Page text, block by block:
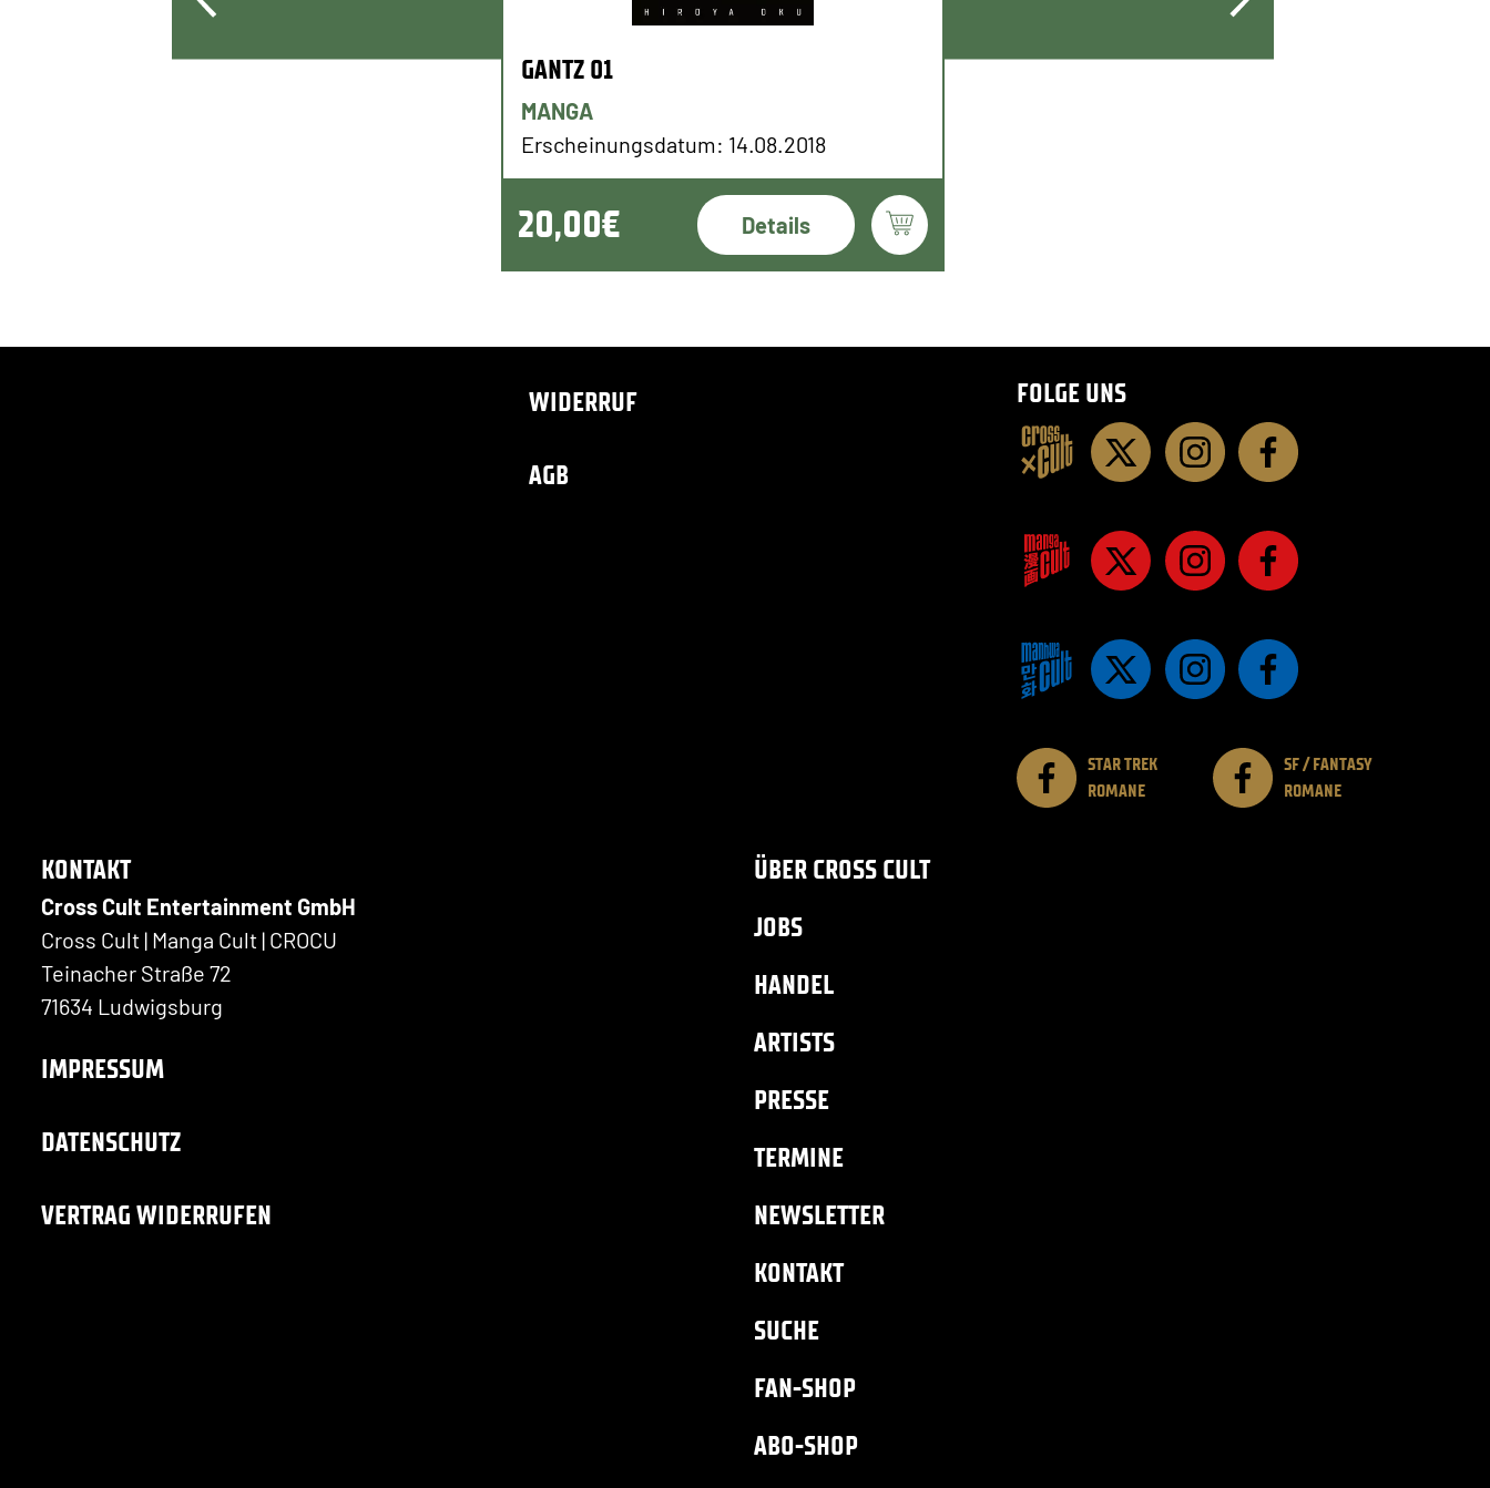
GANTZ 01
MANGA
Erscheinungsdatum: 14.08.2018
20,00€ Details
WIDERRUF
AGB
FOLGE UNS
STAR TREK
ROMANE
SF / FANTASY
ROMANE
KONTAKT
Cross Cult Entertainment GmbH
Cross Cult | Manga Cult | CROCU
Teinacher Straße 72
71634 Ludwigsburg
IMPRESSUM
DATENSCHUTZ
VERTRAG WIDERRUFEN
ÜBER CROSS CULT
JOBS
HANDEL
ARTISTS
PRESSE
TERMINE
NEWSLETTER
KONTAKT
SUCHE
FAN-SHOP
ABO-SHOP